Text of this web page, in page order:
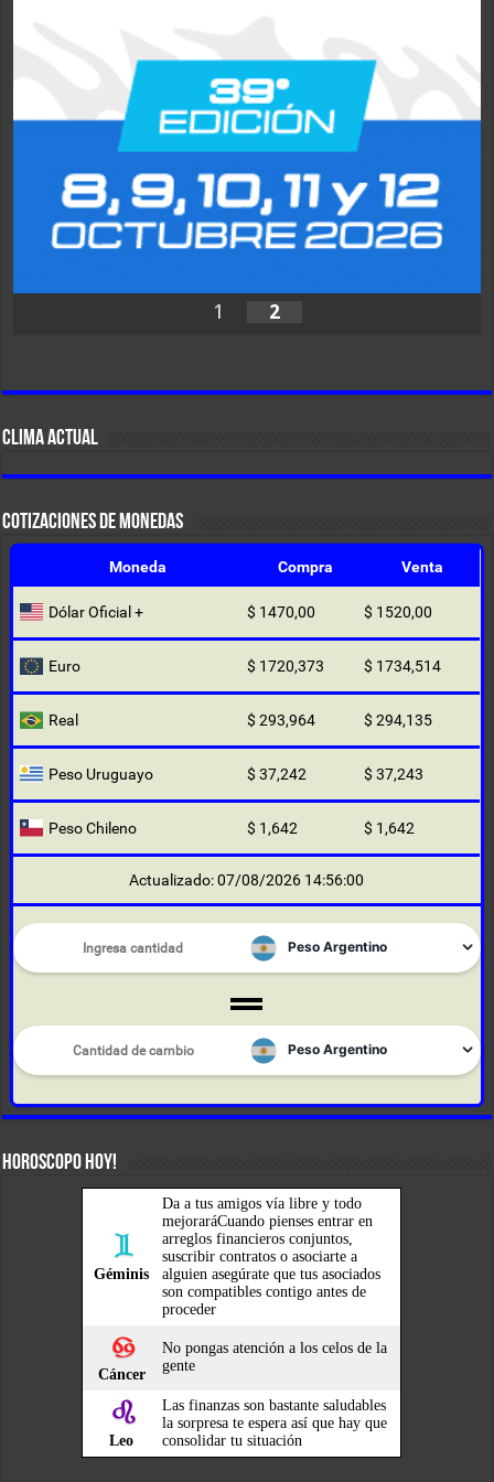
1 2
CLIMA ACTUAL
COTIZACIONES DE MONEDAS
Moneda Compra Venta
Dólar Oficial + $ 1470,00 $ 1520,00
Euro $ 1720,373 $ 1734,514
Real $ 293,964 $ 294,135
Peso Uruguayo $ 37,242 $ 37,243
Peso Chileno $ 1,642 $ 1,642
Actualizado: 07/08/2026 14:56:00
HOROSCOPO HOY!